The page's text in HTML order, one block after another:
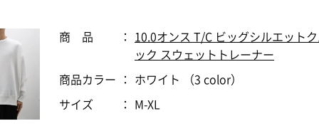
商 品 ：
10.0オンス T/C ビッグシルエット
ック スウェットトレーナー
商品カラー ： ホワイト （3 color）
サイズ ： M-XL